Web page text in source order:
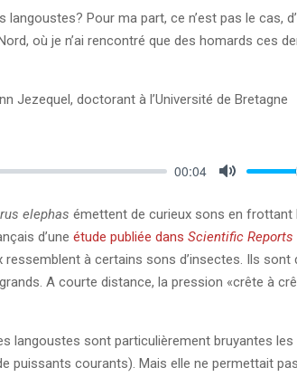
Pour ma part, ce n’est pas le cas,
où je n’ai rencontré que des homards ces
Jezequel, doctorant à l’Université de Bretagne
00:04
elephas émettent de curieux sons en frottant
d’une étude publiée dans Scientific Reports
à certains sons d’insectes. Ils sont
A courte distance, la pression «crête à
langoustes sont particulièrement bruyantes les
puissants courants). Mais elle ne permettait pas